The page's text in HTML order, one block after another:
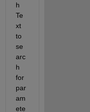
h
Te
xt
to
se
arc
h
for
par
am
ete